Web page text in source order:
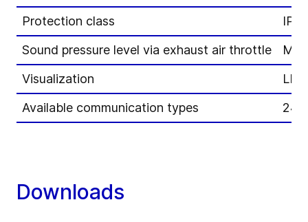
Protection class
Sound pressure level via exhaust air throttle
Visualization
Available communication types
24
Downloads